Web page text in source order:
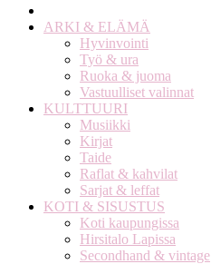
ARKI & ELÄMÄ
Hyvinvointi
Työ & ura
Ruoka & juoma
Vastuulliset valinnat
KULTTUURI
Musiikki
Kirjat
Taide
Raflat & kahvilat
Sarjat & leffat
KOTI & SISUSTUS
Koti kaupungissa
Hirsitalo Lapissa
Secondhand & vintage